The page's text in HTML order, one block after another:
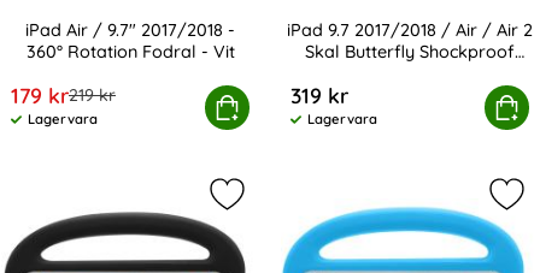
iPad Air / 9.7" 2017/2018 -
360° Rotation Fodral - Vit
rea pris
179 krtidigare pris
219 kr
Tillgänglighet:
Lagervara
Köp
Air / 9.7" 2017/2018 - 360° Rotation Fodral - Vit
iPad 9.7 2017/2018 / Air / Air 2
Skal Butterfly Shockproof
319 kr
Tillgänglighet:
Lagervara
Köp
iPad 9.7 2017/2018 / Air / Air 2
Markera iPad Air / 9.7" 2017/2018 /